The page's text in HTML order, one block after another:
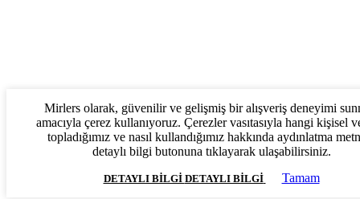
Mirlers olarak, güvenilir ve gelişmiş bir alışveriş deneyimi
amacıyla çerez kullanıyoruz. Çerezler vasıtasıyla hangi kişisel
topladığımız ve nasıl kullandığımız hakkında aydınlatma
detaylı bilgi butonuna tıklayarak ulaşabilirsiniz.
DETAYLI BILGI DETAYLI BILGI Tamam